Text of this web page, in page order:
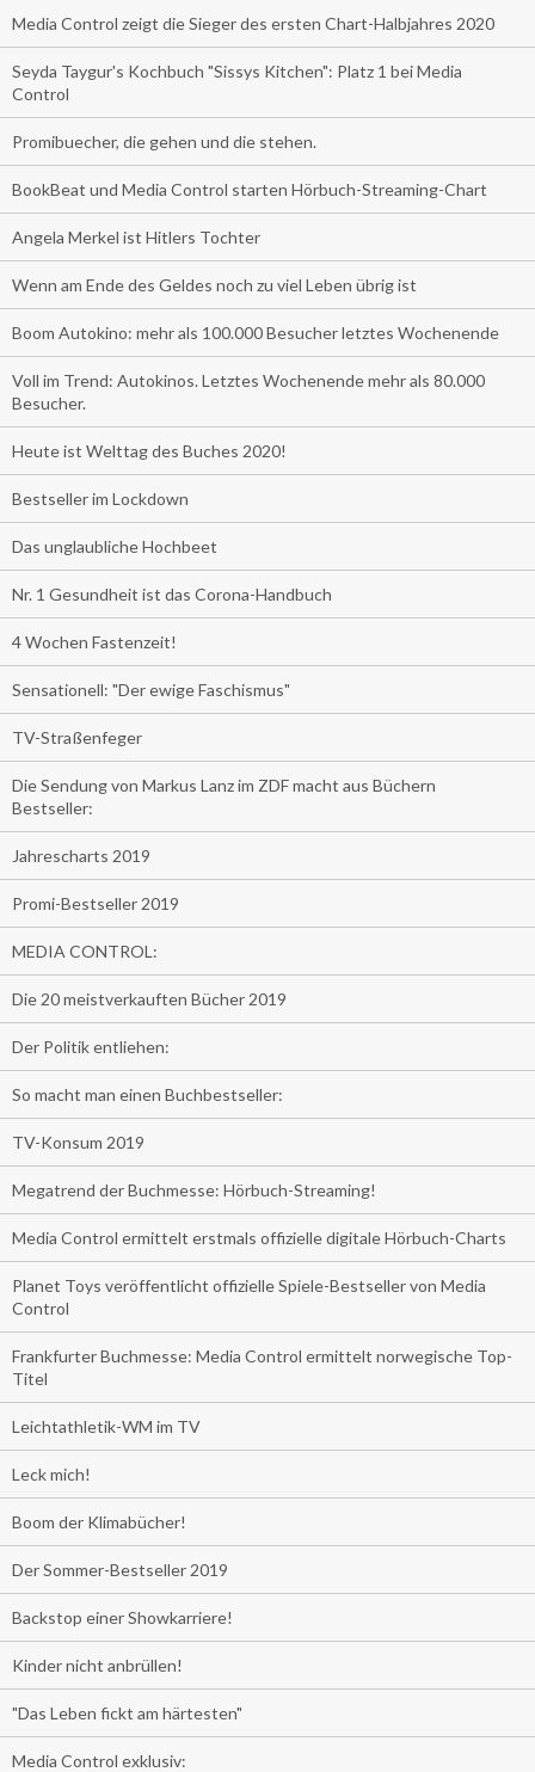
Media Control zeigt die Sieger des ersten Chart-Halbjahres 2020
Seyda Taygur's Kochbuch "Sissys Kitchen": Platz 1 bei Media
Control
Promibuecher, die gehen und die stehen.
BookBeat und Media Control starten Hörbuch-Streaming-Chart
Angela Merkel ist Hitlers Tochter
Wenn am Ende des Geldes noch zu viel Leben übrig ist
Boom Autokino: mehr als 100.000 Besucher letztes Wochenende
Voll im Trend: Autokinos. Letztes Wochenende mehr als 80.000
Besucher.
Heute ist Welttag des Buches 2020!
Bestseller im Lockdown
Das unglaubliche Hochbeet
Nr. 1 Gesundheit ist das Corona-Handbuch
4 Wochen Fastenzeit!
Sensationell: "Der ewige Faschismus"
TV-Straßenfeger
Die Sendung von Markus Lanz im ZDF macht aus Büchern
Bestseller:
Jahrescharts 2019
Promi-Bestseller 2019
MEDIA CONTROL:
Die 20 meistverkauften Bücher 2019
Der Politik entliehen:
So macht man einen Buchbestseller:
TV-Konsum 2019
Megatrend der Buchmesse: Hörbuch-Streaming!
Media Control ermittelt erstmals offizielle digitale Hörbuch-Charts
Planet Toys veröffentlicht offizielle Spiele-Bestseller von Media
Control
Frankfurter Buchmesse: Media Control ermittelt norwegische Top-
Titel
Leichtathletik-WM im TV
Leck mich!
Boom der Klimabücher!
Der Sommer-Bestseller 2019
Backstop einer Showkarriere!
Kinder nicht anbrüllen!
"Das Leben fickt am härtesten"
Media Control exklusiv: